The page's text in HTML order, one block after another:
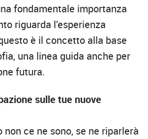
fondamentale importanza
riguarda l’esperienza
è il concetto alla base
una linea guida anche per
futura.
sulle tue nuove
non ce ne sono, se ne riparlerà